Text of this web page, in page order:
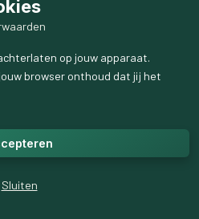
op jouw apparaat.
browser onthoud dat jij het
Sluiten